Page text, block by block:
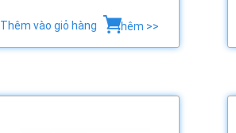
Thêm vào giỏ hàng thêm >>